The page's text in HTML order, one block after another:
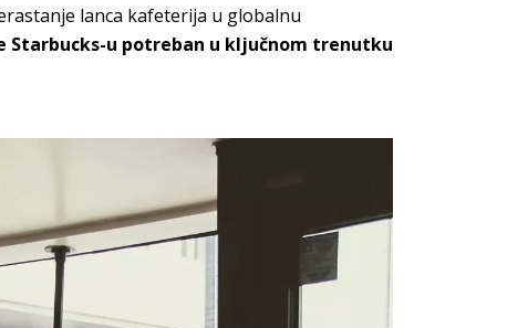
lanca kafeterija u globalnu
Starbucks-u potreban u ključnom trenutku